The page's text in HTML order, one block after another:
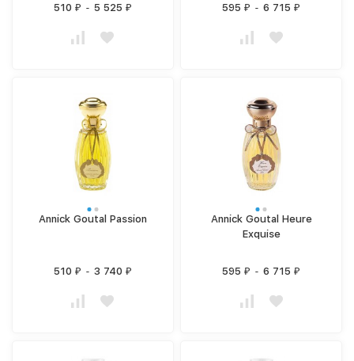
510 ₽ - 5 525 ₽ 595₽ - 6 715₽
Annick Goutal Passion
510 ₽ - 3 740 ₽
Annick Goutal Heure
Exquise
595₽ - 6 715₽